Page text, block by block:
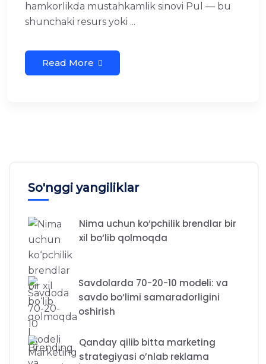
hamkorlikda mustahkamlik sinovi Pul — bu
shunchaki resurs yoki ...
Read More
So'nggi yangiliklar
Nima uchun ko‘pchilik brendlar bir
xil bo‘lib qolmoqda
Savdolarda 70-20-10 modeli: va
savdo bo‘limi samaradorligini
oshirish
Qanday qilib bitta marketing
strategiyasi o’nlab reklama